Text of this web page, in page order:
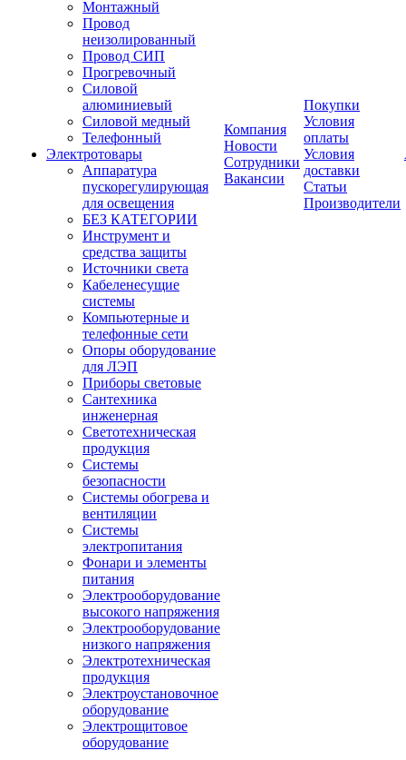
Монтажный
Провод
неизолированный
Провод СИП
Прогревочный
Силовой
алюминиевый
Силовой медный
Телефонный
Электротовары
Аппаратура
пускорегулирующая
для освещения
БЕЗ КАТЕГОРИИ
Инструмент и
средства защиты
Источники света
Кабеленесущие
системы
Компьютерные и
телефонные сети
Опоры оборудование
для ЛЭП
Приборы световые
Сантехника
инженерная
Светотехническая
продукция
Системы
безопасности
Системы обогрева и
вентиляции
Системы
электропитания
Фонари и элементы
питания
Электрооборудование
высокого напряжения
Электрооборудование
низкого напряжения
Электротехническая
продукция
Электроустановочное
оборудование
Электрощитовое
оборудование
Компания
Новости
Сотрудники
Вакансии
Покупки
Условия
оплаты
Условия
доставки
Статьи
Производители